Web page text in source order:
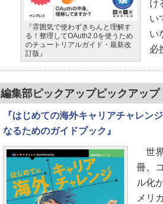
『雰囲気で使わずきちんと理解す
る！整理してOAuth2.0を使うため
のチュートリアルガイド・最新改
訂版』
け
い
い
必
編集部ピックアップピックアップ
『はじめての海外キャリアチャレ
なるためのガイドブック』
世界
冊。
ル化
メリ